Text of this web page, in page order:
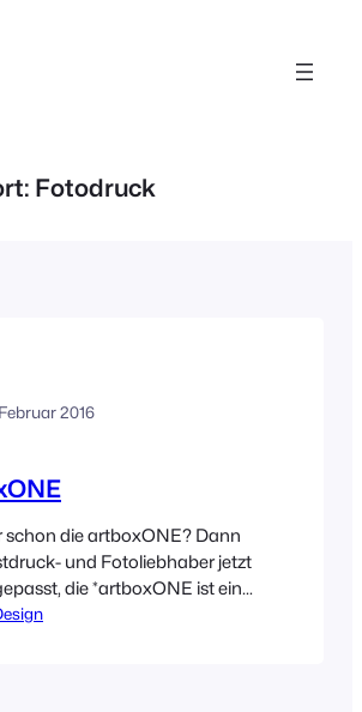
Fotodruck
2016
schon die artboxONE? Dann
und Fotoliebhaber jetzt
die *artboxONE ist ein
der vom bekannten